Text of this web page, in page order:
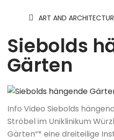
ART AND
Siebolds
Gärten
Info Video Siebolds
Ströbel im Uniklinikum
Gärten“* eine dreiteilige